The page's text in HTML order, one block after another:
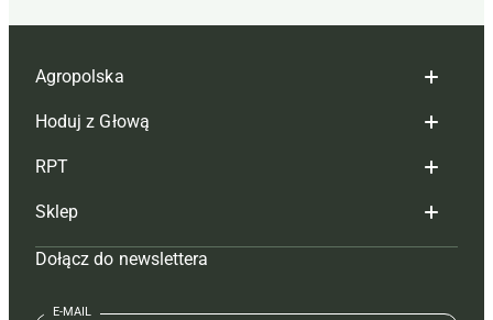
Agropolska
Redakcja
Reklama
Tagi
Mapa serwisu
Kontakt
Hoduj z Głową
Hoduj z głową bydło
Hoduj z głową świnie
Prenumerata
Redakcja
RPT
Redakcja
Prenumerata
Reklama
Sklep
Czasopisma i prenumerata
Książki
Dołącz do newslettera
E-MAIL